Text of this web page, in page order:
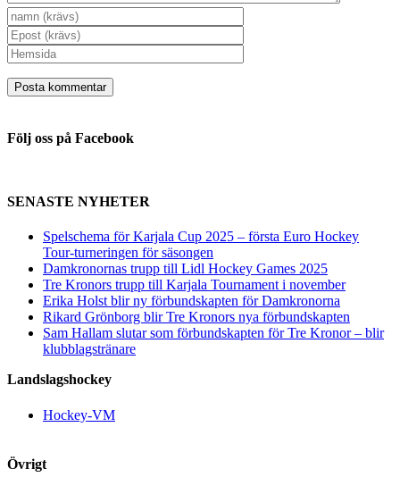
Följ oss på Facebook
SENASTE NYHETER
Spelschema för Karjala Cup 2025 – första Euro Hockey
Tour-turneringen för säsongen
Damkronornas trupp till Lidl Hockey Games 2025
Tre Kronors trupp till Karjala Tournament i november
Erika Holst blir ny förbundskapten för Damkronorna
Rikard Grönborg blir Tre Kronors nya förbundskapten
Sam Hallam slutar som förbundskapten för Tre Kronor – blir
klubblagstränare
Landslagshockey
Hockey-VM
Övrigt